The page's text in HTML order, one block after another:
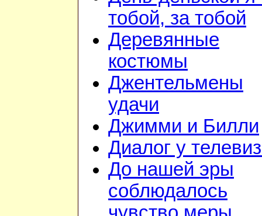
тобой, за тобой
Деревянные
костюмы
Джентельмены
удачи
Джимми и Билли
Диалог у
До нашей эры
соблюдалось